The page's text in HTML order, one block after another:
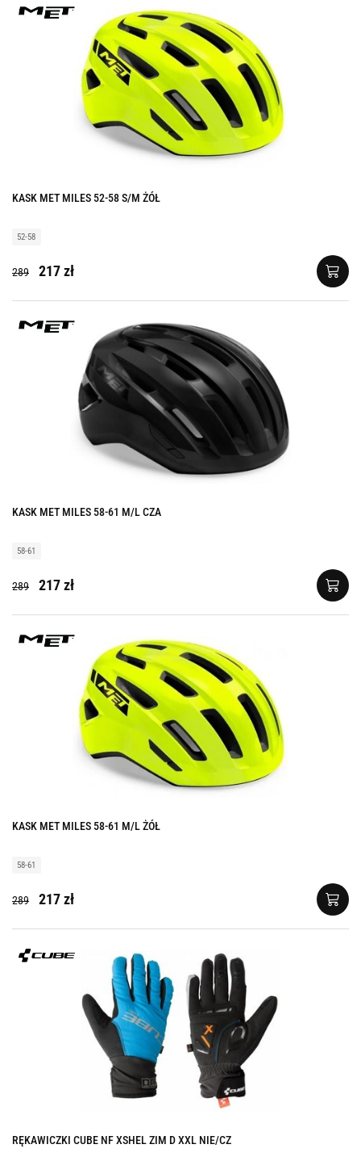
KASK MET MILES 52-58 S/M ŻÓŁ
52-58
289 217 zł
KASK MET MILES 58-61 M/L CZA
58-61
289 217 zł
KASK MET MILES 58-61 M/L ŻÓŁ
58-61
289 217 zł
RĘKAWICZKI CUBE NF XSHEL ZIM D XXL NIE/CZ